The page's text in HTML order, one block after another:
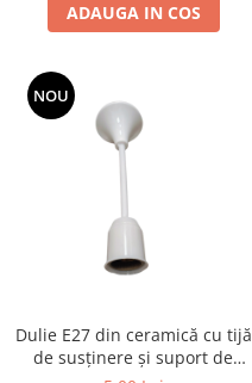
ADAUGA IN COS
NOU
Dulie E27 din ceramică cu tijă
de susținere și suport de